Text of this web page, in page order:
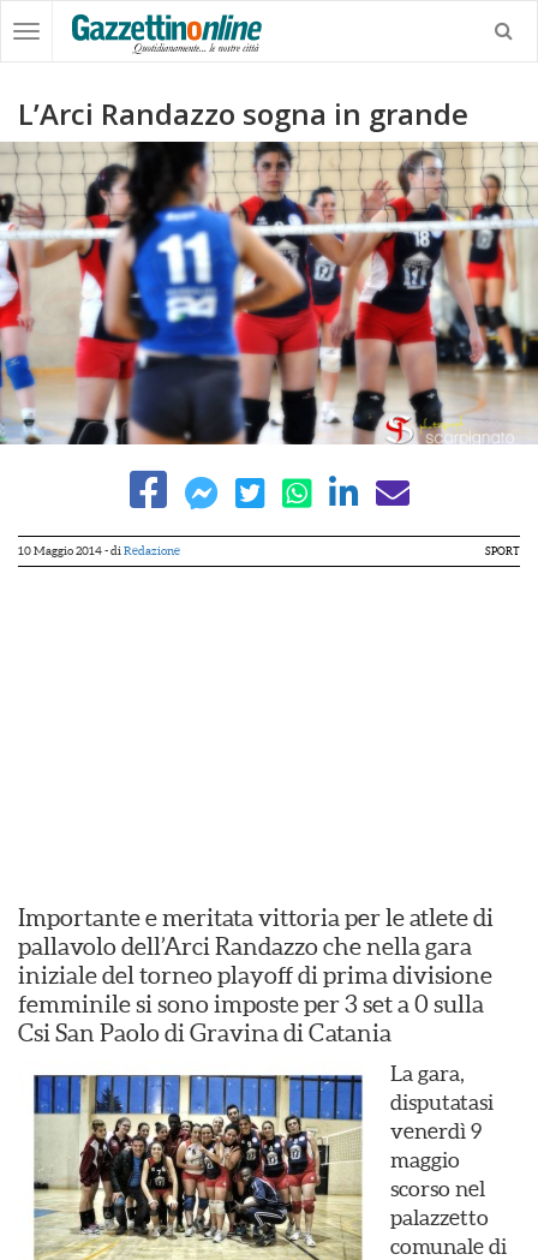
L’Arci Randazzo sogna in grande
10 Maggio 2014- di Redazione SPORT
Importante e meritata vittoria per le atlete di
pallavolo dell’Arci Randazzo che nella gara
iniziale del torneo playoff di prima divisione
femminile si sono imposte per 3 set a 0 sulla
Csi San Paolo di Gravina di Catania
La gara,
disputatasi
venerdì 9
maggio
scorso nel
palazzetto
comunale di